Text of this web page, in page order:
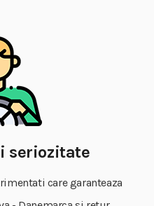
seriozitate
care garanteaza